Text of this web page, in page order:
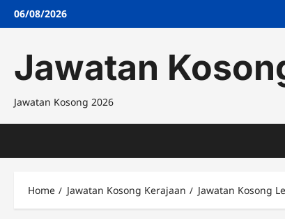
Skip06/08/2026
Jawatan
Jawatan Kosong 2026
Home Jawatan Kosong Kerajaan Jawatan Kosong